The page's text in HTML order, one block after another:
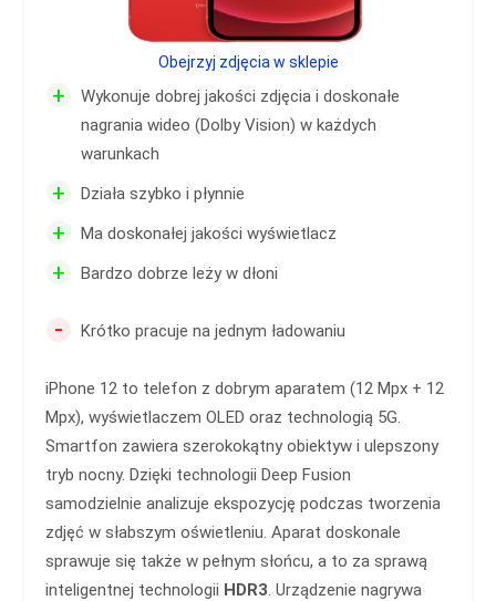
+
Wykonuje dobrej jakości zdjęcia i doskonałe
nagrania wideo (Dolby Vision) w każdych
warunkach
+ Działa szybko i płynnie
+ Ma doskonałej jakości wyświetlacz
+ Bardzo dobrze leży w dłoni
- Krótko pracuje na jednym ładowaniu
iPhone 12 to telefon z dobrym aparatem (12 Mpx + 12
Mpx), wyświetlaczem OLED oraz technologią 5G.
Smartfon zawiera szerokokątny obiektyw i ulepszony
tryb nocny. Dzięki technologii Deep Fusion
samodzielnie analizuje ekspozycję podczas tworzenia
zdjęć w słabszym oświetleniu. Aparat doskonale
sprawuje się także w pełnym słońcu, a to za sprawą
inteligentnej technologii HDR3. Urządzenie nagrywa
Obejrzyj zdjęcia w sklepie